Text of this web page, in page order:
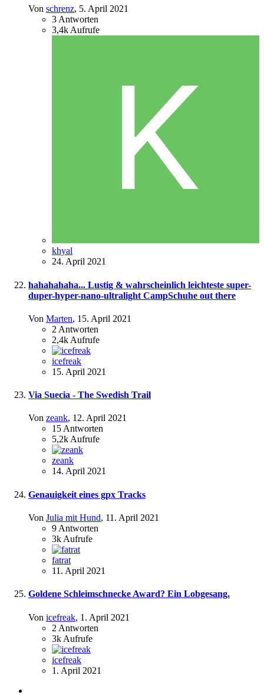
Von schrenz, 5. April 2021
3 Antworten
3,4k Aufrufe
khyal
24. April 2021
hahahahaha... Lustig & wahrscheinlich leichteste super-
duper-hyper-nano-ultralight CampSchuhe out there
Von Marten, 15. April 2021
2 Antworten
2,4k Aufrufe
icefreak
15. April 2021
Via Suecia - The Swedish Trail
Von zeank, 12. April 2021
15Antworten
5,2kAufrufe
zeank
14. April 2021
Genauigkeit eines gpx Tracks
Von Julia mit Hund, 11. April 2021
9 Antworten
3k Aufrufe
fatrat
11. April 2021
Goldene Schleimschnecke Award? Ein Lobgesang.
Von icefreak, 1. April 2021
2 Antworten
3k Aufrufe
icefreak
1. April 2021